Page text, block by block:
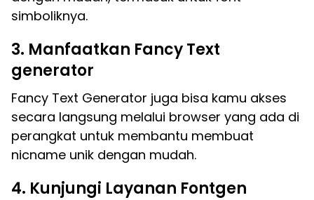
simboliknya.
3. Manfaatkan Fancy Text
generator
Fancy Text Generator juga bisa kamu akses
secara langsung melalui browser yang ada di
perangkat untuk membantu membuat
nicname unik dengan mudah.
4. Kunjungi Layanan Fontgen